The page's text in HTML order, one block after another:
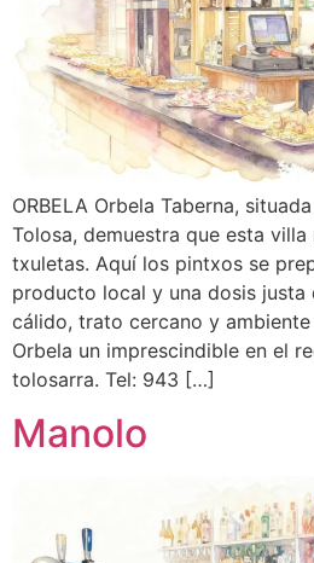
ORBELA Orbela Taberna,
Tolosa, demuestra que esta
txuletas. Aquí los pintxos se
producto local y una dosis justa
cálido, trato cercano y
Orbela un imprescindible en el
tolosarra. Tel: 943 […]
Manolo